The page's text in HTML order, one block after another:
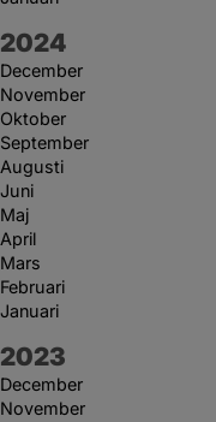
År:
2024
December
November
Oktober
September
Augusti
Juni
Maj
April
Mars
Februari
Januari
År:
2023
December
November